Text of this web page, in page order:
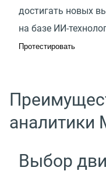
достигать новых
на базе ИИ-
Протестировать
аналитики
Выбор